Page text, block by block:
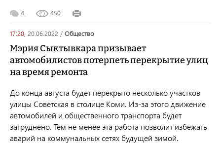
4 450
17:20, 20.06.2022 / общество
Мэрия Сыктывкара призывает
автомобилистов потерпеть перекрытие улиц
на время ремонта
До конца августа будет перекрыто несколько участков
улицы Советская в столице Коми. Из-за этого движение
автомобилей и общественного транспорта будет
затруднено. Тем не менее эта работа позволит избежать
аварий на коммунальных сетях будущей зимой.